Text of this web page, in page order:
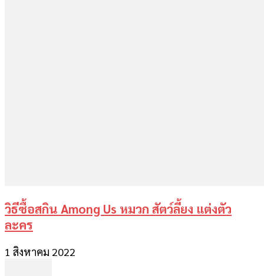
วิธีซื้อสกิน Among Us หมวก สัตว์ลี้ยง แต่งตัว
ละคร
1 สิงหาคม 2022